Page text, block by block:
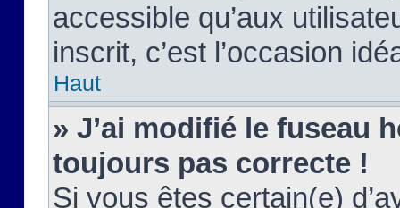
accessible qu’aux
inscrit, c’est l’occasion
Haut
» J’ai modifié le fuseau
toujours pas correcte !
Si vous êtes certain(e)